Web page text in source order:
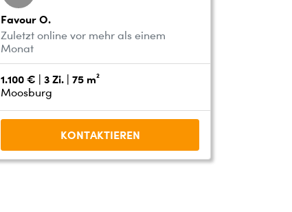
Favour O.
Zuletzt online vor mehr als einem
Monat
1.100 € | 3 Zi. | 75 m²
Moosburg
KONTAKTIEREN